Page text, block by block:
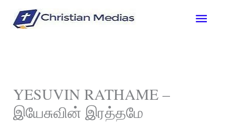
YESUVIN RATHAME –
இயேசுவின் இரத்தமே